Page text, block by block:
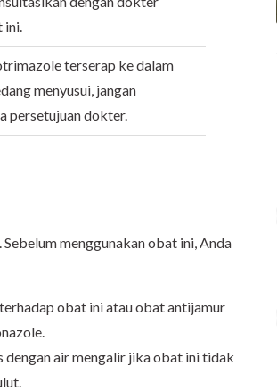
ini.
terserap ke dalam
menyusui, jangan
persetujuan dokter.
menggunakan obat ini, Anda
obat ini atau obat antijamur
dengan air mengalir jika obat ini tidak